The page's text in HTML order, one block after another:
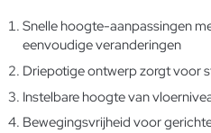
Snelle hoogte-aanpassingen
eenvoudige veranderingen
Driepotige ontwerp zorgt voor
Instelbare hoogte van
Bewegingsvrijheid voor